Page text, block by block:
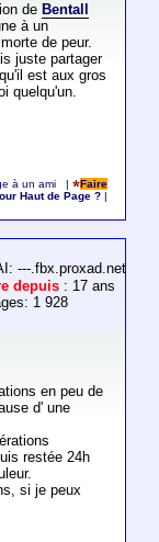
de Bentall
à un
de peur.
juste partager
est aux gros
quelqu'un.
à un ami |
Faire
Haut de Page ?
---.fbx.proxad.net
depuis : 17 ans
1 928
en peu de
d' une
restée 24h
si je peux